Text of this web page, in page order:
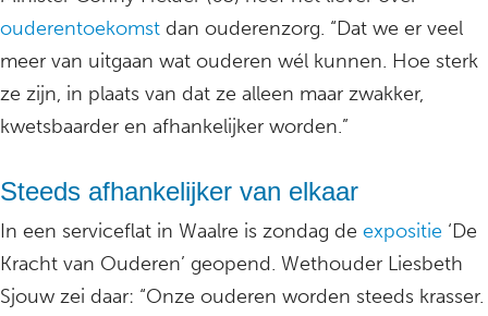
ouderentoekomst dan ouderenzorg. “Dat we er veel
meer van uitgaan wat ouderen wél kunnen. Hoe sterk
ze zijn, in plaats van dat ze alleen maar zwakker,
kwetsbaarder en afhankelijker worden.”
Steeds afhankelijker van elkaar
In een serviceflat in Waalre is zondag de expositie ‘De
Kracht van Ouderen’ geopend. Wethouder Liesbeth
Sjouw zei daar: “Onze ouderen worden steeds krasser.